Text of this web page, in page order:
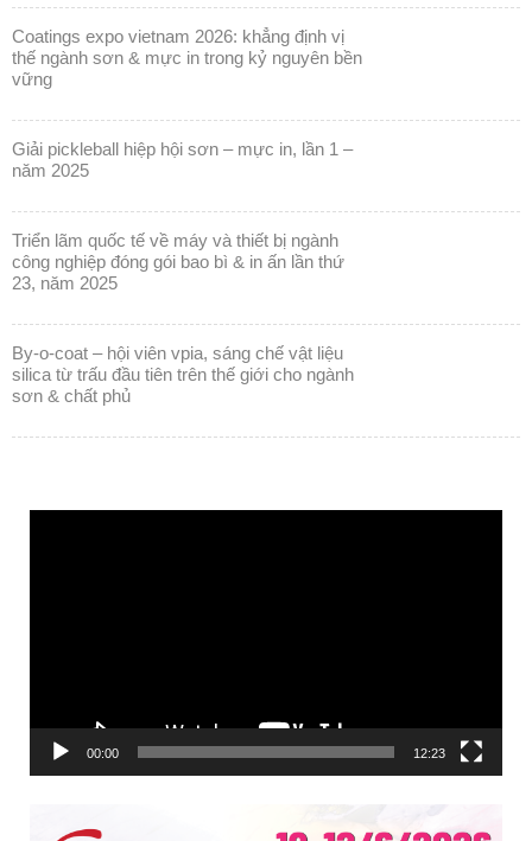
coatings expo vietnam 2026: khẳng định vị
thế ngành sơn & mực in trong kỷ nguyên bền
vững
giải pickleball hiệp hội sơn – mực in, lần 1 –
năm 2025
triển lãm quốc tế về máy và thiết bị ngành
công nghiệp đóng gói bao bì & in ấn lần thứ
23, năm 2025
by-o-coat – hội viên vpia, sáng chế vật liệu
silica từ trấu đầu tiên trên thế giới cho ngành
sơn & chất phủ
00:00 12:23